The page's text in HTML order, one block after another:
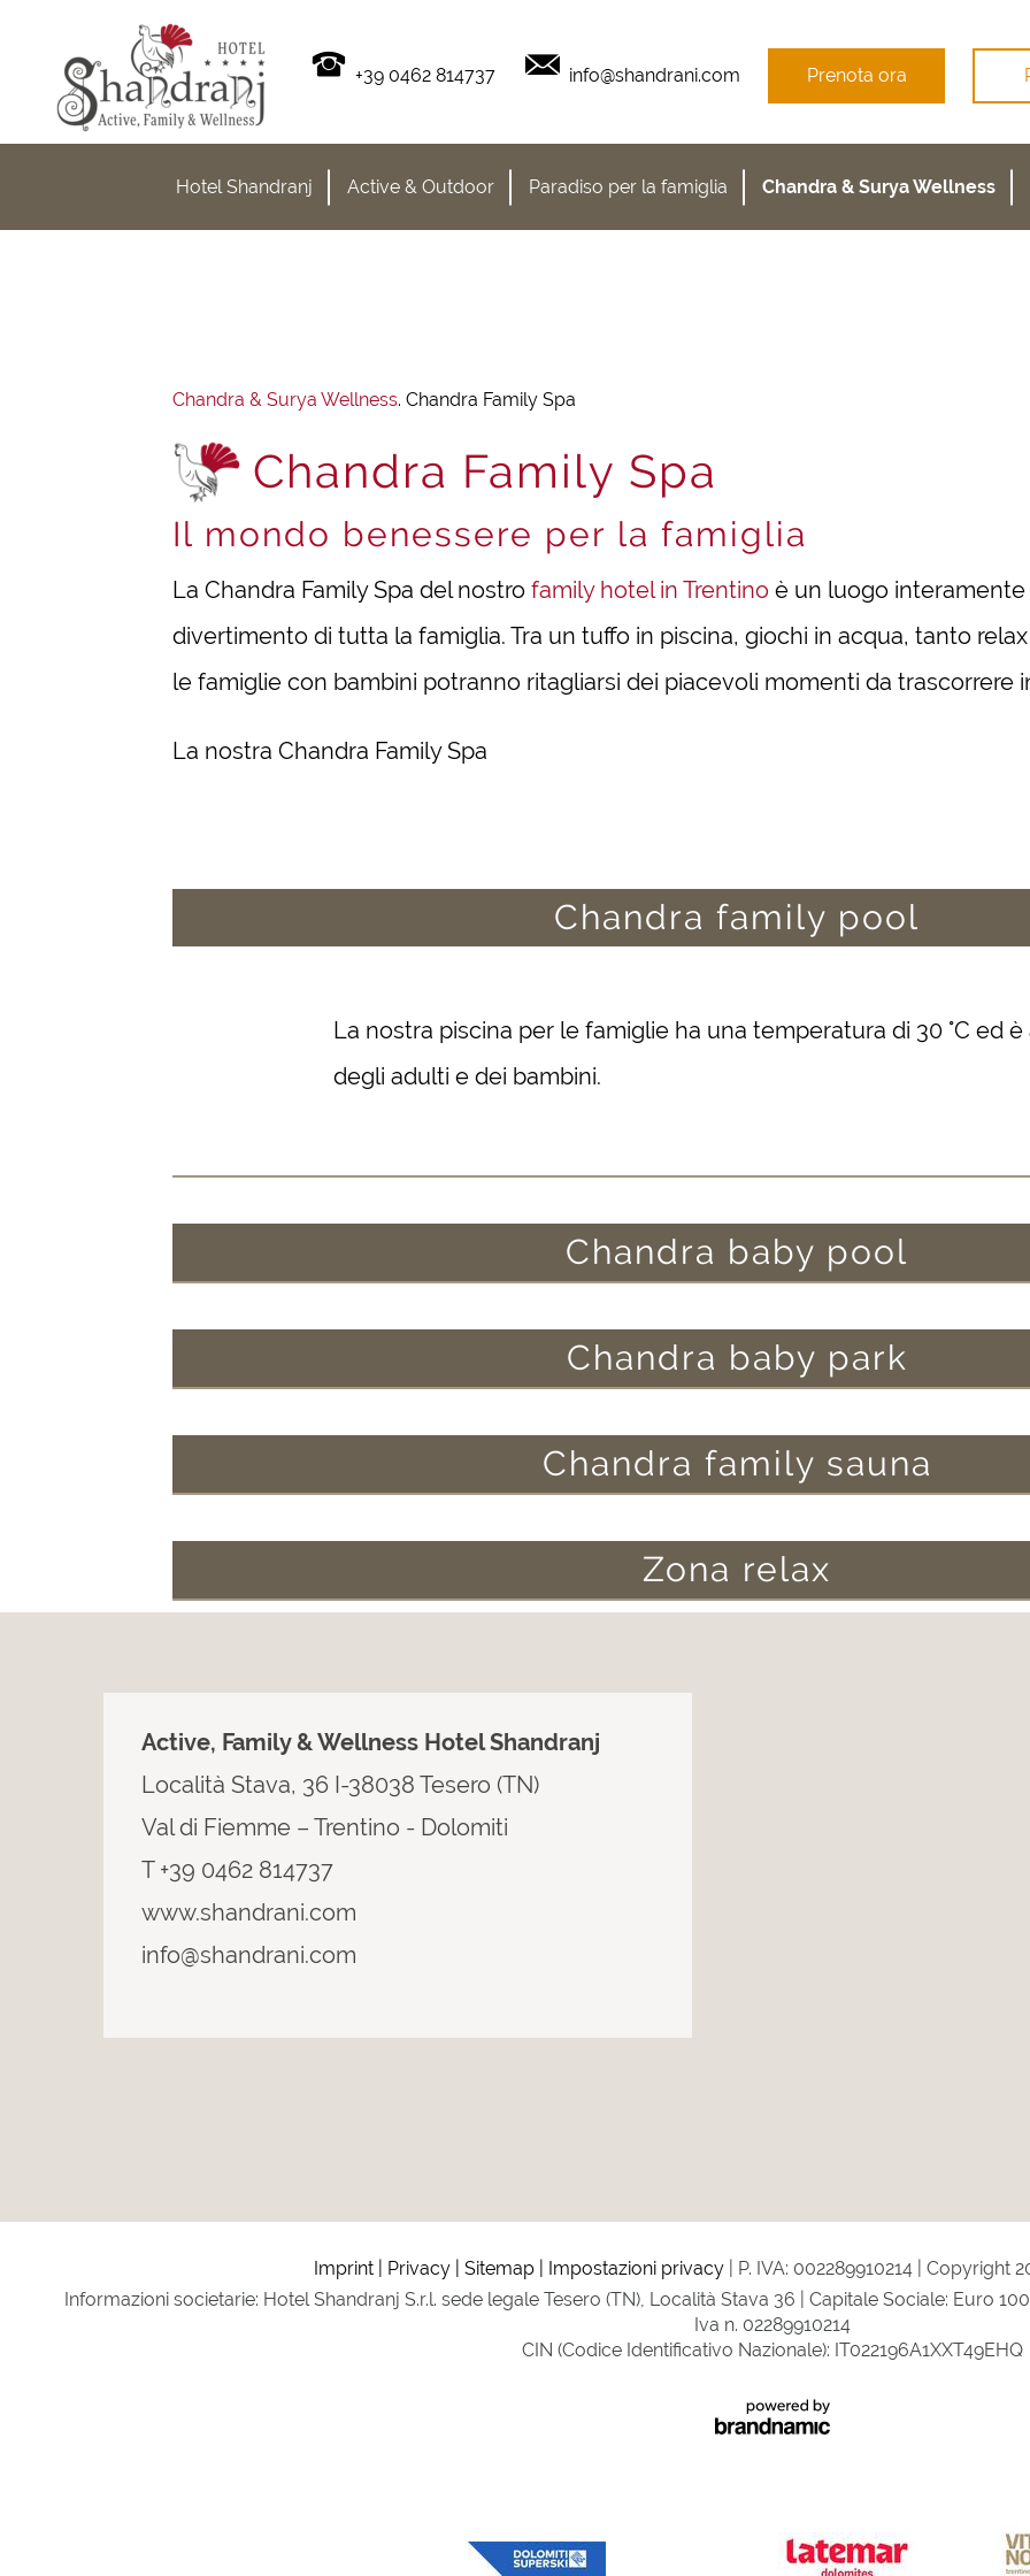
+39 0462 814737 info@shandrani.com Prenota ora
Hotel Shandranj Active & Outdoor Paradiso per la famiglia Chandra & Surya Wellness
Chandra & Surya Wellness. Chandra Family Spa
Chandra Family Spa
Il mondo benessere per la famiglia
La Chandra Family Spa del nostro family hotel in Trentino è un luogo
divertimento di tutta la famiglia. Tra un tuffo in piscina, giochi in acqua, tanto
le famiglie con bambini potranno ritagliarsi dei piacevoli momenti da trascorrere
La nostra Chandra Family Spa
Chandra family pool
La nostra piscina per le famiglie ha una temperatura di 30 °C ed
degli adulti e dei bambini.
Chandra baby pool
Chandra baby park
Chandra family sauna
Zona relax
Active, Family & Wellness Hotel Shandranj
Località Stava, 36 I-38038 Tesero (TN)
Val di Fiemme – Trentino - Dolomiti
T +39 0462 814737
www.shandrani.com
info@shandrani.com
Imprint Privacy Sitemap Impostazioni privacy P. IVA: 002289910214
Copyright
Informazioni societarie: Hotel Shandranj S.r.l. sede legale Tesero (TN), Località Stava 36 | Capitale Sociale: Euro
Iva n. 02289910214
CIN (Codice Identificativo Nazionale): IT022196A1XXT49EHQ